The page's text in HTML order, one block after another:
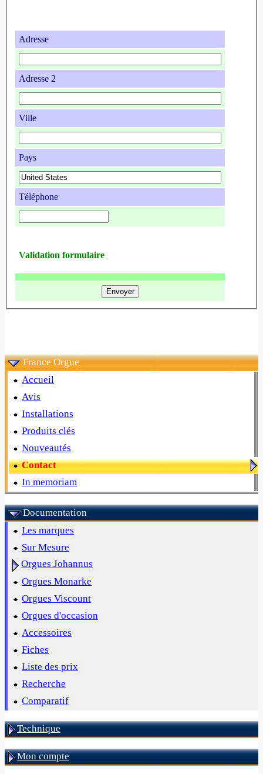
Adresse
Adresse 2
Ville
Pays
Téléphone
Validation formulaire
France Orgue
Accueil
Avis
Installations
Produits clés
Nouveautés
Contact
In memoriam
Documentation
Les marques
Sur Mesure
Orgues Johannus
Orgues Monarke
Orgues Viscount
Orgues d'occasion
Accessoires
Fiches
Liste des prix
Recherche
Comparatif
Technique
Mon compte